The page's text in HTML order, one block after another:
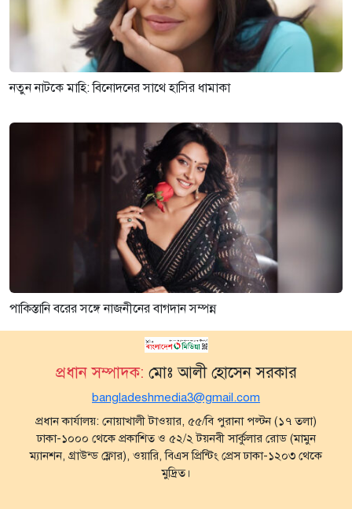
নতুন নাটকে মাহি: বিনোদনের সাথে হাসির ধামাকা
পাকিস্তানি বরের সঙ্গে নাজনীনের বাগদান সম্পন্ন
প্রধান সম্পাদক: মোঃ আলী হোসেন সরকার
bangladeshmedia3@gmail.com
প্রধান কার্যালয়: নোয়াখালী টাওয়ার, ৫৫/বি পুরানা পল্টন (১৭ তলা)
ঢাকা-১০০০ থেকে প্রকাশিত ও ৫২/২ টয়নবী সার্কুলার রোড (মামুন
ম্যানশন, গ্রাউন্ড ফ্লোর), ওয়ারি, বিএস প্রিন্টিং প্রেস ঢাকা-১২০৩ থেকে
মুদ্রিত।